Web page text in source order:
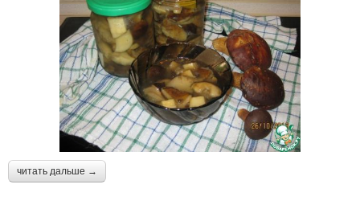
читать дальше →